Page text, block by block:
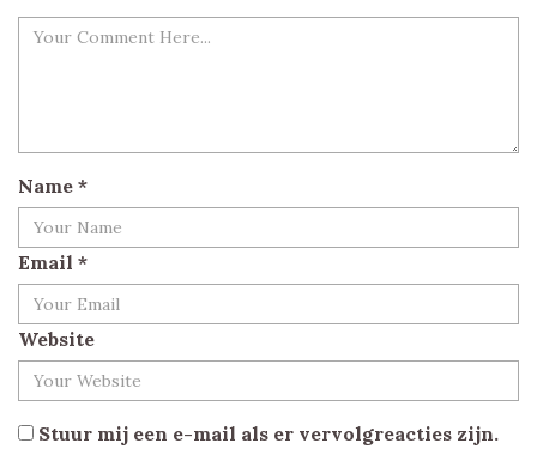
Name *
Email *
Website
Stuur mij een e-mail als er vervolgreacties zijn.